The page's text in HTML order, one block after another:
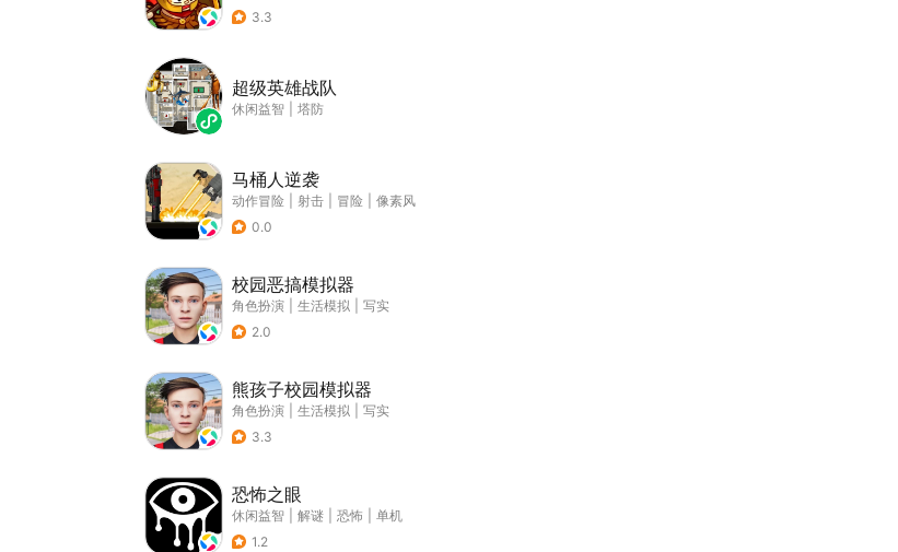
3.3
超级英雄战队
休闲益智 塔防
马桶人逆袭
动作冒险 射击 冒险
像素风
0.0
校园恶搞模拟器
角色扮演 生活模拟
写实
2.0
熊孩子校园模拟器
角色扮演 生活模拟
写实
3.3
恐怖之眼
休闲益智 解谜 恐怖
单机
1.2